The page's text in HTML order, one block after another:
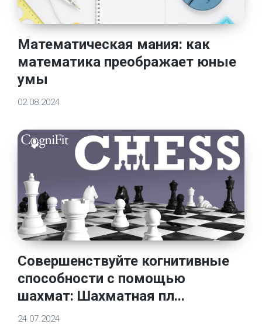
Математическая мания: как
математика преображает юные
умы
02.08.2024
Совершенствуйте когнитивные
способности с помощью
шахмат: Шахматная пл...
24.07.2024